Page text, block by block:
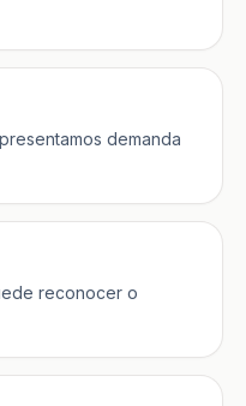
demanda
reconocer o